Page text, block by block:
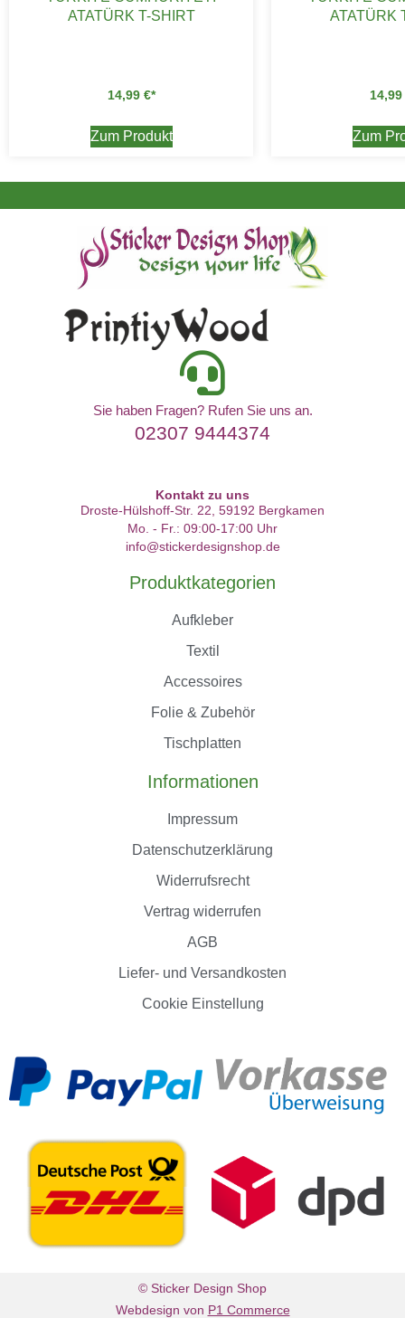
ATATÜRK T-SHIRT
14,99 €
Zum Produkt
ATATÜRK
14,99
Zum
Sie haben Fragen? Rufen Sie uns an.
02307 9444374
Kontakt zu uns
Droste-Hülshoff-Str. 22, 59192 Bergkamen
Mo. - Fr.: 09:00-17:00 Uhr
info@stickerdesignshop.de
Produktkategorien
Aufkleber
Textil
Accessoires
Folie & Zubehör
Tischplatten
Informationen
Impressum
Datenschutzerklärung
Widerrufsrecht
Vertrag widerrufen
AGB
Liefer- und Versandkosten
Cookie Einstellung
© Sticker Design Shop
Webdesign von P1 Commerce